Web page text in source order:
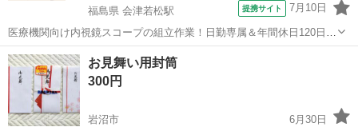
福島県 会津若松駅
提携サイト 7月10日
医療機関向け内視鏡スコープの組立作業！日勤専属＆年間休日120日
★◎20代～40代の男女活躍中！送迎あり！マイカー通勤OK◎無料駐車
場あり★日払いあり◎空調完備で快適作業！《福島県会津若松市》 人
気の工場のお仕事 ◇医療機...
福島 会津若松市 会津若松駅
お見舞い用封筒
300円
岩沼市
6月30日